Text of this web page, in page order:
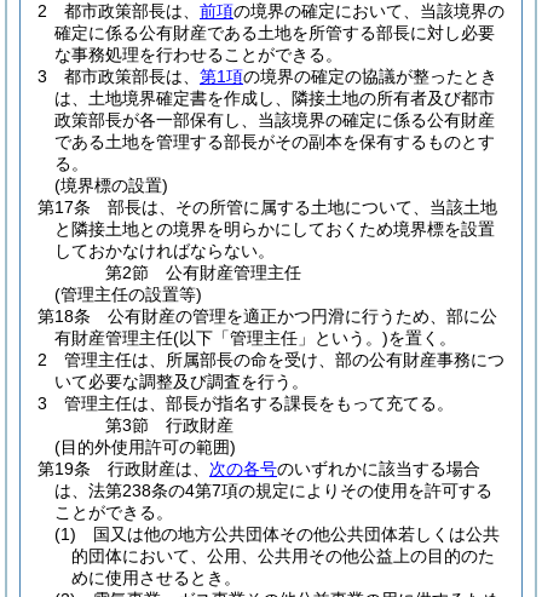
2
都市政策部長は、 前項の境界の確定において、当該境界の
確定に係る公有財産である土地を所管する部長に対し必要
な事務処理を行わせることができる。
3
都市政策部長は、 第1項の境界の確定の協議が整ったとき
は、土地境界確定書を作成し、隣接土地の所有者及び都市
政策部長が各一部保有し、当該境界の確定に係る公有財産
である土地を管理する部長がその副本を保有するものとす
る。
(境界標の設置)
第17条
部長は、その所管に属する土地について、当該土地
と隣接土地との境界を明らかにしておくため境界標を設置
しておかなければならない。
第2節
公有財産管理主任
(管理主任の設置等)
第18条
公有財産の管理を適正かつ円滑に行うため、部に公
有財産管理主任(以下「管理主任」という。)を置く。
2
管理主任は、所属部長の命を受け、部の公有財産事務につ
いて必要な調整及び調査を行う。
3
管理主任は、部長が指名する課長をもって充てる。
第3節
行政財産
(目的外使用許可の範囲)
第19条
行政財産は、 次の各号のいずれかに該当する場合
は、法第238条の4第7項の規定によりその使用を許可する
ことができる。
(1)
国又は他の地方公共団体その他公共団体若しくは公共
的団体において、公用、公共用その他公益上の目的のた
めに使用させるとき。